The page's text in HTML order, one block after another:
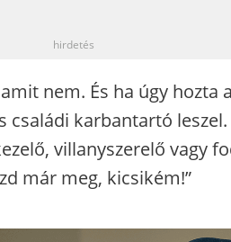
hirdetés
nem. És ha úgy hozta
karbantartó
villanyszerelő vagy
már meg, kicsikém!”